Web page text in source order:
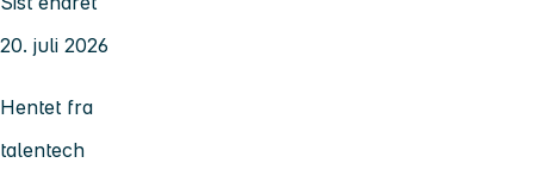
20. juli 2026
Hentet fra
talentech